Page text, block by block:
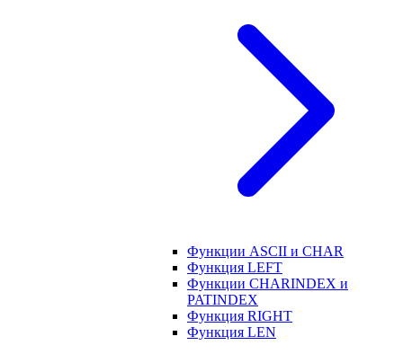
Функции ASCII и CHAR
Функция LEFT
Функции CHARINDEX и
PATINDEX
Функция RIGHT
Функция LEN